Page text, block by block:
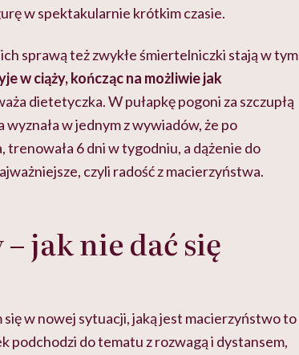
w spektakularnie krótkim czasie.
sprawą też zwykłe śmiertelniczki stają w tym
w ciąży, kończąc na możliwie jak
dietetyczka. W pułapkę pogoni za szczupłą
w jednym z wywiadów, że po
trenowała 6 dni w tygodniu, a dążenie do
czyli radość z macierzyństwa.
jak nie dać się
w nowej sytuacji, jaką jest macierzyństwo to
podchodzi do tematu z rozwagą i dystansem,